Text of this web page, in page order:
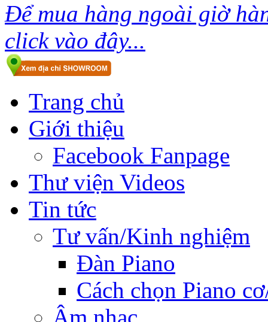
Để mua hàng ngoài giờ
click vào đây...
Trang chủ
Giới thiệu
Facebook Fanpage
Thư viện Videos
Tin tức
Tư vấn/Kinh nghiệm
Đàn Piano
Cách chọn Piano